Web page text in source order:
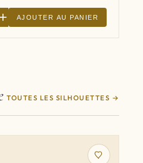
+ AJOUTER AU PANIER
TOUTES LES SILHOUETTES